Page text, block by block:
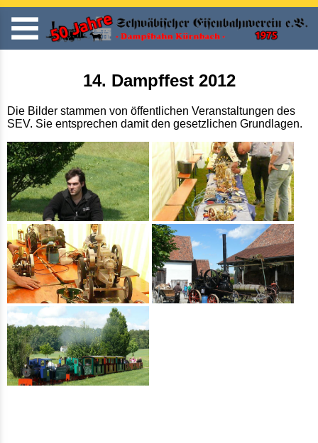
14. Dampffest 2012
Die Bilder stammen von öffentlichen Veranstaltungen des
SEV. Sie entsprechen damit den gesetzlichen Grundlagen.